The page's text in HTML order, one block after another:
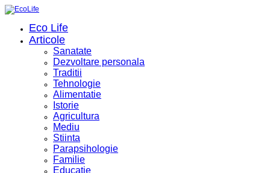
Eco Life
Articole
Sanatate
Dezvoltare personala
Traditii
Tehnologie
Alimentatie
Istorie
Agricultura
Mediu
Stiinta
Parapsihologie
Familie
Educatie